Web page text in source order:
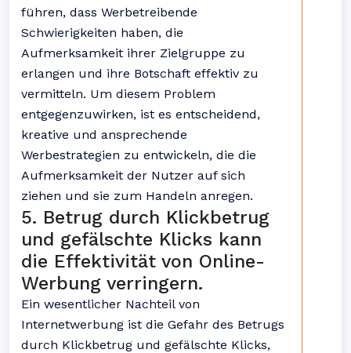
führen, dass Werbetreibende
Schwierigkeiten haben, die
Aufmerksamkeit ihrer Zielgruppe zu
erlangen und ihre Botschaft effektiv zu
vermitteln. Um diesem Problem
entgegenzuwirken, ist es entscheidend,
kreative und ansprechende
Werbestrategien zu entwickeln, die die
Aufmerksamkeit der Nutzer auf sich
ziehen und sie zum Handeln anregen.
5. Betrug durch Klickbetrug
und gefälschte Klicks kann
die Effektivität von Online-
Werbung verringern.
Ein wesentlicher Nachteil von
Internetwerbung ist die Gefahr des Betrugs
durch Klickbetrug und gefälschte Klicks,